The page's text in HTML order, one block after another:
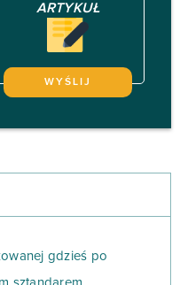
ARTYKUŁ
WYŚLIJ
gdzieś po